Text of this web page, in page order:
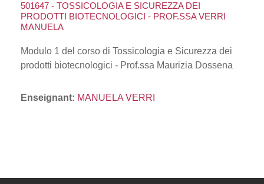
501647 - TOSSICOLOGIA E SICUREZZA DEI
PRODOTTI BIOTECNOLOGICI - PROF.SSA VERRI
MANUELA
Modulo 1 del corso di Tossicologia e Sicurezza dei
prodotti biotecnologici - Prof.ssa Maurizia Dossena
Enseignant: MANUELA VERRI